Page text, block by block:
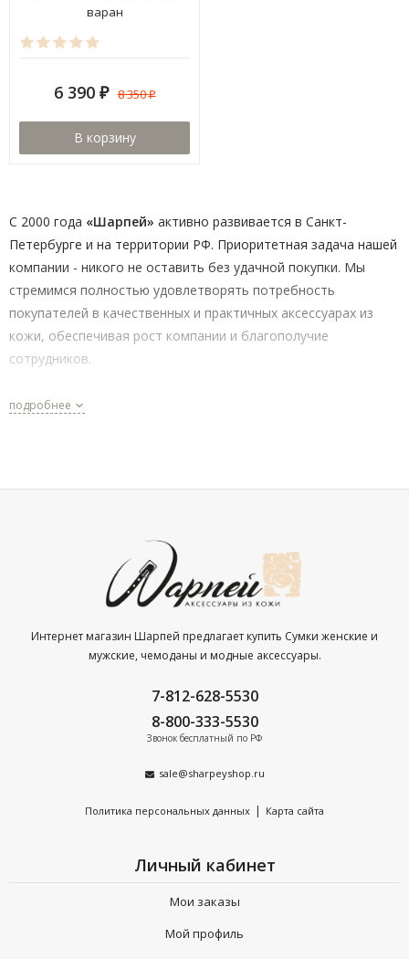
варан
6 390 ₽ 8 350₽
В корзину
С 2000 года «Шарпей» активно развивается в Санкт-
Петербурге и на территории РФ. Приоритетная задача нашей
компании - никого не оставить без удачной покупки. Мы
стремимся полностью удовлетворять потребность
покупателей в качественных и практичных аксессуарах из
кожи, обеспечивая рост компании и благополучие
сотрудников.
Мы создаём комфортный канал поставки аксессуаров и
Преимущества предложения для Вас:
примеру Mattioli, Mia Donna, Afina, ESSE, Suffle.
100% соответствие международным стандартам
качества. Наличие сертификатов на каждую товарную
Бесплатная доставка по Санкт-Петербургу при заказе от
Почему выбирают продукцию из натуральной кожи?
интенсивном использовании.
подробнее
Интернет магазин Шарпей предлагает купить Сумки женские и
мужские, чемоданы и модные аксессуары.
7-812-628-5530
8-800-333-5530
Звонок бесплатный по РФ
sale@sharpeyshop.ru
Политика персональных данных | Карта сайта
Личный кабинет
Мои заказы
Мой профиль